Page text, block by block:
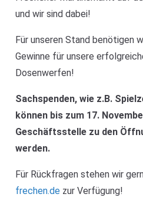
und wir sind dabei!
Für unseren Stand benötigen
Gewinne für unsere
Dosenwerfen!
Sachspenden, wie z.B.
können bis zum 17.
Geschäftsstelle zu den
werden.
Für Rückfragen stehen wir
frechen.de zur Verfügung!